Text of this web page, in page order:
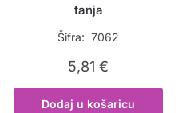
tanja
Šifra: 7062
5,81€
Dodaj u košaricu